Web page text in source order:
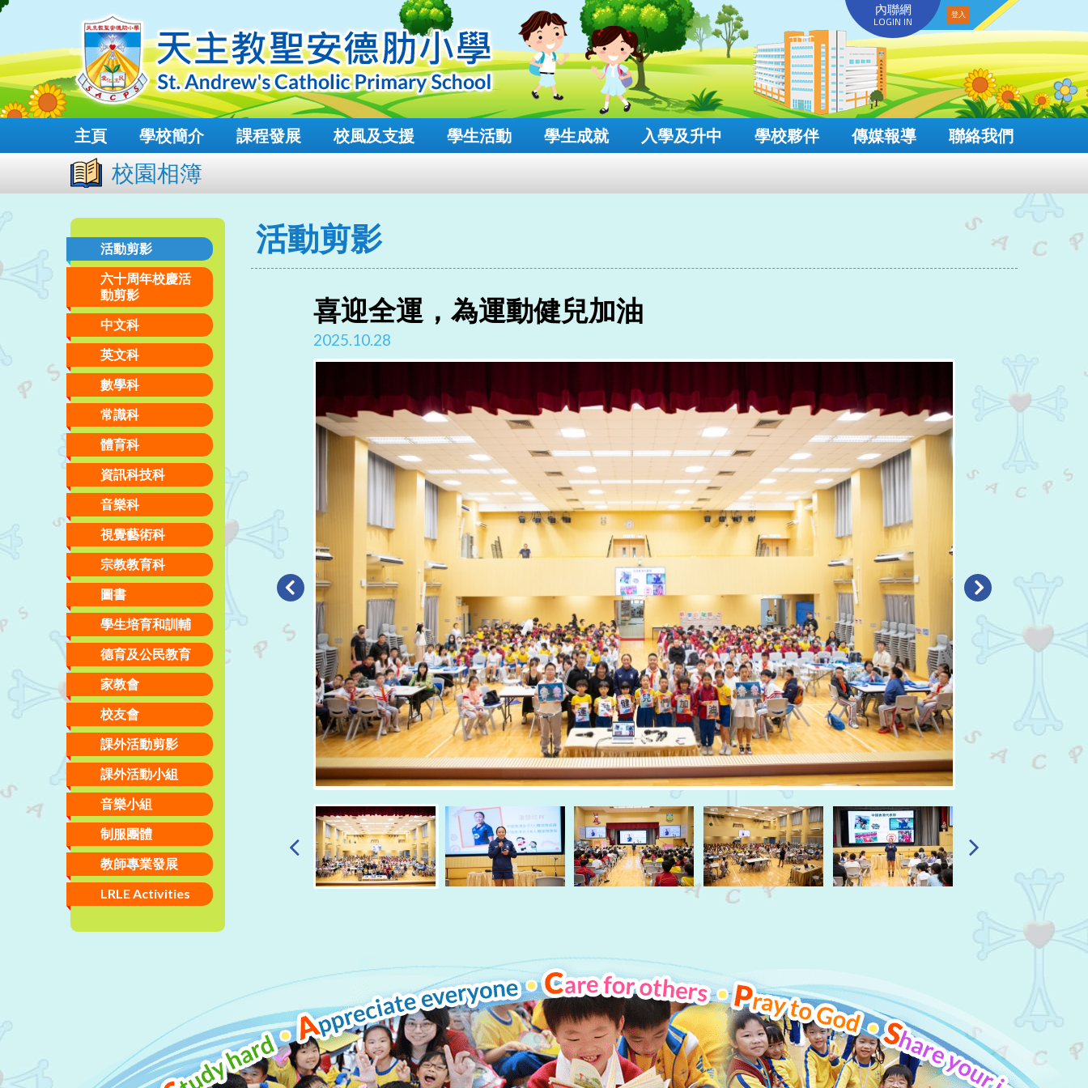
內聯網
LOGIN IN
主頁 學校簡介 課程發展 校風及支援 學生活動 學生成就 入學及升中 學校夥伴 傳媒報導 聯絡我們
校園相簿
活動剪影
六十周年校慶活
動剪影
中文科
英文科
數學科
常識科
體育科
資訊科技科
音樂科
視覺藝術科
宗教教育科
圖書
學生培育和訓輔
德育及公民教育
家教會
校友會
課外活動剪影
課外活動小組
音樂小組
制服團體
教師專業發展
LRLE Activities
活動剪影
喜迎全運，為運動健兒加油
2025.10.28